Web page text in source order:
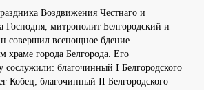
Воздвижения Честнаго и
Господня, митрополит Белгородский и
совершил всенощное бдение
храме города Белгорода. Его
сослужили: благочинный I Белгородского
Кобец; благочинный II Белгородского